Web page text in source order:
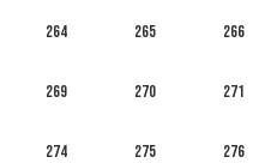
264 265 266
269 270 271
274 275 276